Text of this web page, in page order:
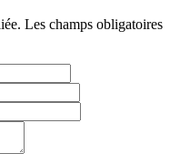
Les champs obligatoires